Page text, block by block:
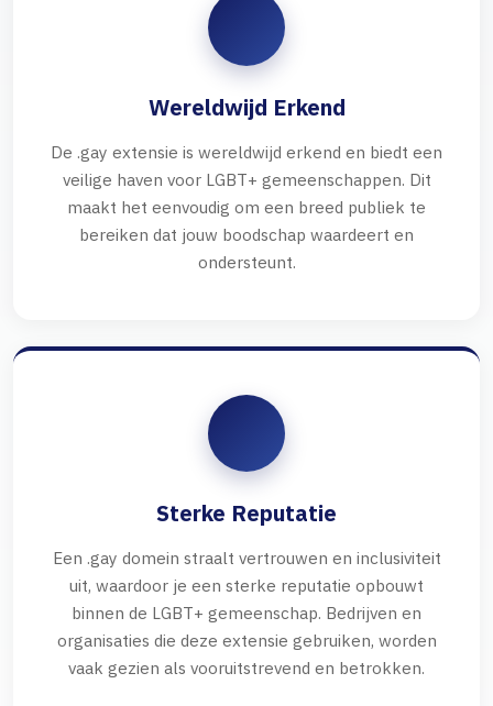
Wereldwijd Erkend
De .gay extensie is wereldwijd erkend en biedt een
veilige haven voor LGBT+ gemeenschappen. Dit
maakt het eenvoudig om een breed publiek te
bereiken dat jouw boodschap waardeert en
ondersteunt.
Sterke Reputatie
Een .gay domein straalt vertrouwen en inclusiviteit
uit, waardoor je een sterke reputatie opbouwt
binnen de LGBT+ gemeenschap. Bedrijven en
organisaties die deze extensie gebruiken, worden
vaak gezien als vooruitstrevend en betrokken.